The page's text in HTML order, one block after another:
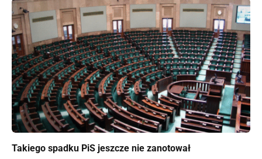
Takiego spadku PiS jeszcze nie zanotował